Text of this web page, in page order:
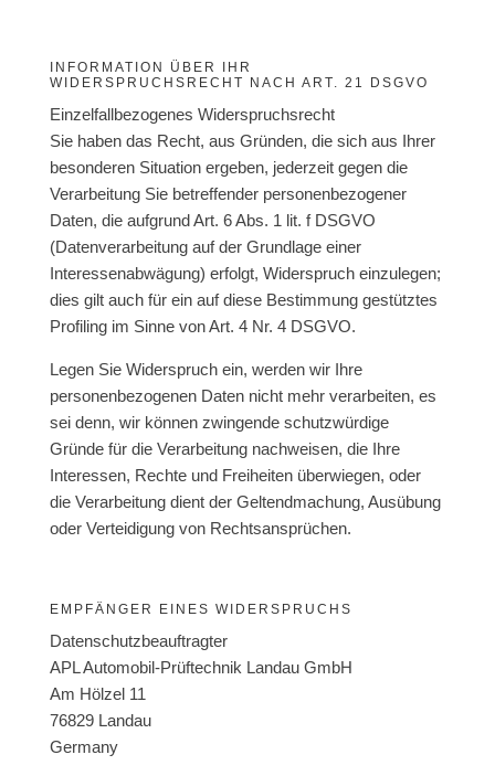
INFORMATION ÜBER IHR
WIDERSPRUCHSRECHT NACH ART. 21 DSGVO
Einzelfallbezogenes Widerspruchsrecht
Sie haben das Recht, aus Gründen, die sich aus Ihrer
besonderen Situation ergeben, jederzeit gegen die
Verarbeitung Sie betreffender personenbezogener
Daten, die aufgrund Art. 6 Abs. 1 lit. f DSGVO
(Datenverarbeitung auf der Grundlage einer
Interessenabwägung) erfolgt, Widerspruch einzulegen;
dies gilt auch für ein auf diese Bestimmung gestütztes
Profiling im Sinne von Art. 4 Nr. 4 DSGVO.
Legen Sie Widerspruch ein, werden wir Ihre
personenbezogenen Daten nicht mehr verarbeiten, es
sei denn, wir können zwingende schutzwürdige
Gründe für die Verarbeitung nachweisen, die Ihre
Interessen, Rechte und Freiheiten überwiegen, oder
die Verarbeitung dient der Geltendmachung, Ausübung
oder Verteidigung von Rechtsansprüchen.
EMPFÄNGER EINES WIDERSPRUCHS
Datenschutzbeauftragter
APL Automobil-Prüftechnik Landau GmbH
Am Hölzel 11
76829 Landau
Germany